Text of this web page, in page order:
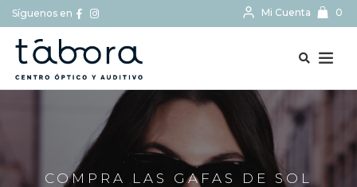
Síguenos en Mi Cuenta 0
COMPRA LAS GAFAS DE SOL